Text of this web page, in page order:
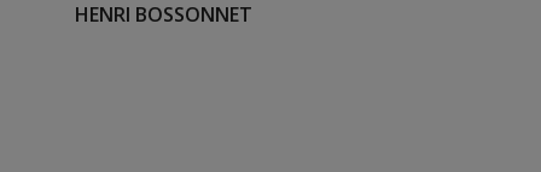
HENRI BOSSONNET